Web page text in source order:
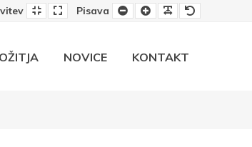
Privzeta
postavitev
Široka
postavitev
Pisava Manjša
pisava
Večja
pisava
Berljiva
pisava
Privzeta
pisava
NOVICE KONTAKT